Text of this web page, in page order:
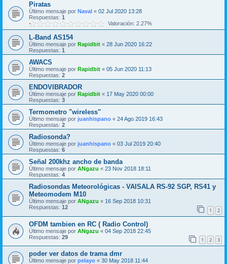
Piratas
Último mensaje por Naval « 02 Jul 2020 13:28
Respuestas: 1
Valoración: 2.27%
L-Band AS154
Último mensaje por Rapidbit « 28 Jun 2020 16:22
Respuestas: 1
AWACS
Último mensaje por Rapidbit « 05 Jun 2020 11:13
Respuestas: 2
ENDOVIBRADOR
Último mensaje por Rapidbit « 17 May 2020 00:00
Respuestas: 3
Termometro "wireless"
Último mensaje por juanhispano « 24 Ago 2019 16:43
Respuestas: 2
Radiosonda?
Último mensaje por juanhispano « 03 Jul 2019 20:40
Respuestas: 6
Señal 200khz ancho de banda
Último mensaje por ANgazu « 23 Nov 2018 18:11
Respuestas: 4
Radiosondas Meteorológicas - VAISALA RS-92 SGP, RS41 y
Meteomodem M10
Último mensaje por ANgazu « 16 Sep 2018 10:31
Respuestas: 12 1 2
OFDM tambien en RC ( Radio Control)
Último mensaje por ANgazu « 04 Sep 2018 22:45
Respuestas: 29 1 2 3
poder ver datos de trama dmr
Último mensaje por pelayo « 30 May 2018 11:44